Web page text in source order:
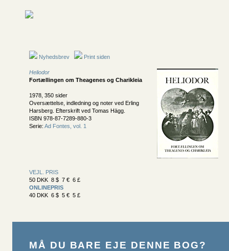
Nyhedsbrev Print siden
Heliodor
Fortællingen om Theagenes og Charikleia
1978, 350 sider
Oversættelse, indledning og noter ved Erling
Harsberg. Efterskrift ved Tomas Hägg.
ISBN 978-87-7289-880-3
Serie: Ad Fontes, vol. 1
VEJL. PRIS
50 DKK 8 $ 7 € 6 £
ONLINEPRIS
40 DKK 6 $ 5 € 5 £
MÅ DU BARE EJE DENNE BOG?